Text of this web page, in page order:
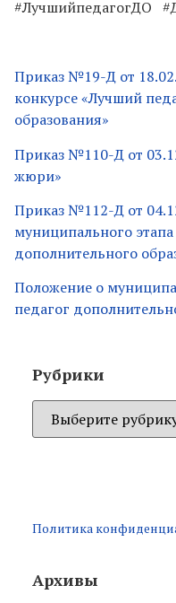
#ЛучшийпедагогДО
Приказ №19-Д от
конкурсе «Лучший
образования»
Приказ №110-Д от
жюри»
Приказ №112-Д от
муниципального
дополнительного
Положение о
педагог
Рубрики
Политика
Архивы